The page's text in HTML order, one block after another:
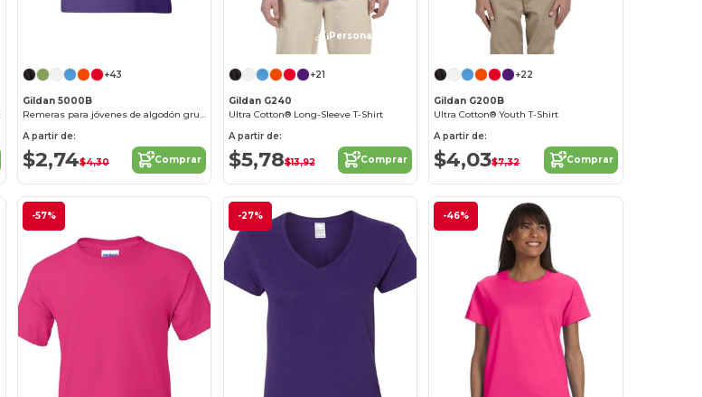
+43
Gildan 5000B
Remeras para jóvenes de algodón grueso al por mayor
A partir de:
$2,74$4,30 Comprar
¡Personalízalo!
+21
Gildan G240
Ultra Cotton® Long-Sleeve T-Shirt
A partir de:
$5,78$13,92 Comprar
+22
Gildan G200B
Ultra Cotton® Youth T-Shirt
A partir de:
$4,03$7,32 Comprar
-57% -27% -46%